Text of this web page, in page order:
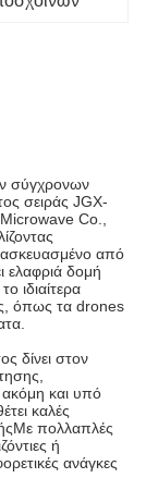
σύγχρονων
σειράς JGX-
Co.,
από
ελαφριά δομή
ιδιαίτερα
όπως τα drones
δίνει στον
και υπό
καλές
πολλαπλές
ή
ανάγκες